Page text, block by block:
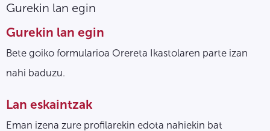
Gurekin lan egin
Gurekin lan egin
Bete goiko formularioa Orereta Ikastolaren parte izan
nahi baduzu.
Lan eskaintzak
Eman izena zure profilarekin edota nahiekin bat